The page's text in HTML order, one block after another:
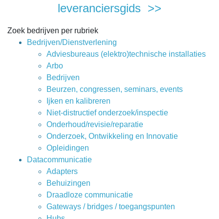
leveranciersgids >>
Zoek bedrijven per rubriek
Bedrijven/Dienstverlening
Adviesbureaus (elektro)technische installaties
Arbo
Bedrijven
Beurzen, congressen, seminars, events
Ijken en kalibreren
Niet-distructief onderzoek/inspectie
Onderhoud/revisie/reparatie
Onderzoek, Ontwikkeling en Innovatie
Opleidingen
Datacommunicatie
Adapters
Behuizingen
Draadloze communicatie
Gateways / bridges / toegangspunten